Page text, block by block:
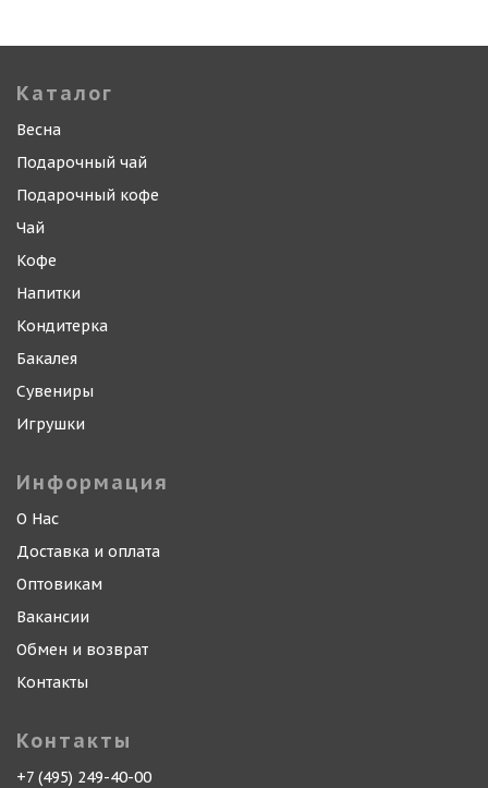
Каталог
Весна
Подарочный чай
Подарочный кофе
Чай
Кофе
Напитки
Кондитерка
Бакалея
Сувениры
Игрушки
Информация
О Нас
Доставка и оплата
Оптовикам
Вакансии
Обмен и возврат
Контакты
Контакты
+7 (495) 249-40-00